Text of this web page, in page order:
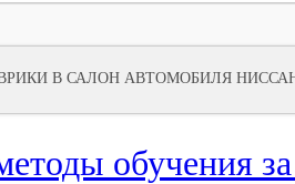
В САЛОН АВТОМОБИЛЯ
обучения